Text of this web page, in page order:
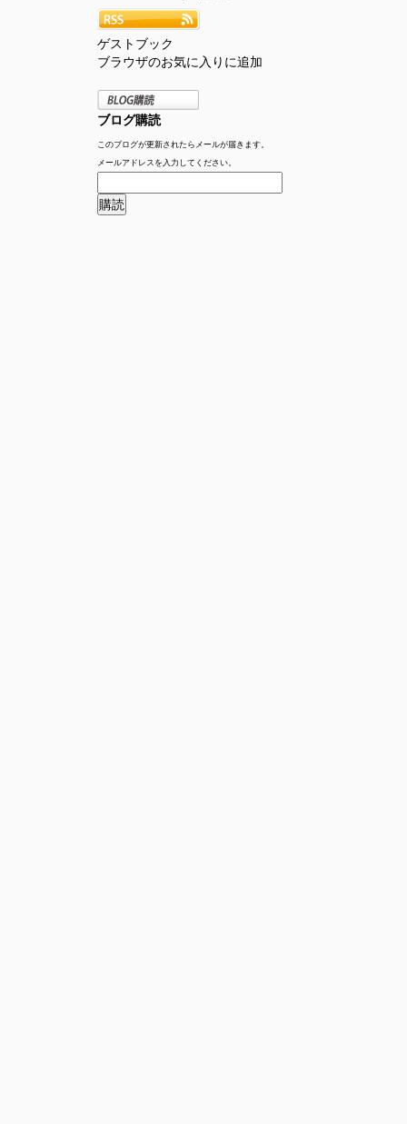
ゲストブック
ブラウザのお気に入りに追加
ブログ購読
このブログが更新されたらメールが届きます。
メールアドレスを入力してください。